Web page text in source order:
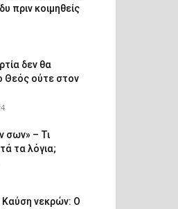
πριν κοιμηθείς
δεν θα
Θεός ούτε στον
σων» – Τι
τα λόγια;
Καύση νεκρών: Ο